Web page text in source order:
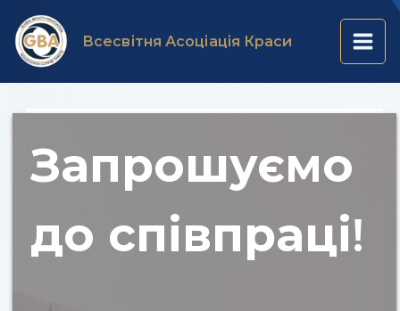
Перейти
до
вмісту
Всесвітня Асоціація Краси
Main
Запрошуємо
до співпраці!